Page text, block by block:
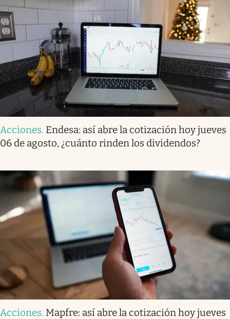
Acciones. Endesa: así abre la cotización hoy jueves
06 de agosto, ¿cuánto rinden los dividendos?
Acciones. Mapfre: así abre la cotización hoy jueves